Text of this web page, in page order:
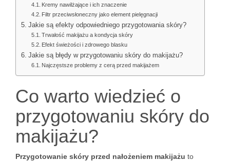
Kremy nawilżające i ich znaczenie
Filtr przeciwsłoneczny jako element pielęgnacji
Jakie są efekty odpowiedniego przygotowania skóry?
Trwałość makijażu a kondycja skóry
Efekt świeżości i zdrowego blasku
Jakie są błędy w przygotowaniu skóry do makijażu?
Najczęstsze problemy z cerą przed makijażem
Co warto wiedzieć o
przygotowaniu skóry do
makijażu?
Przygotowanie skóry przed nałożeniem makijażu to